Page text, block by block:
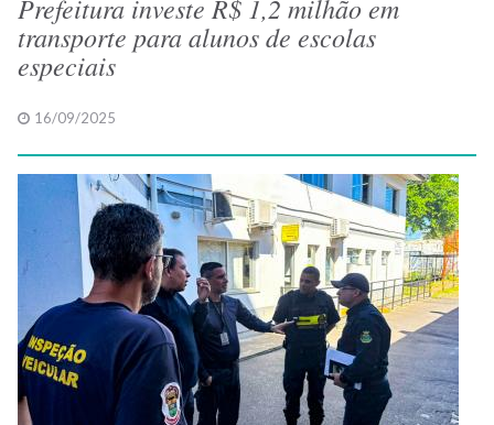
Prefeitura investe R$ 1,2 milhão em
transporte para alunos de escolas
especiais
16/09/2025